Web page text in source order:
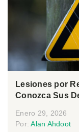
Lesiones por
Conozca Sus
Enero 29, 2026
Por:Alan Ahdoot